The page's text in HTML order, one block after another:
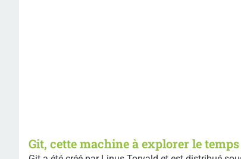
Git, cette machine à explorer le temps